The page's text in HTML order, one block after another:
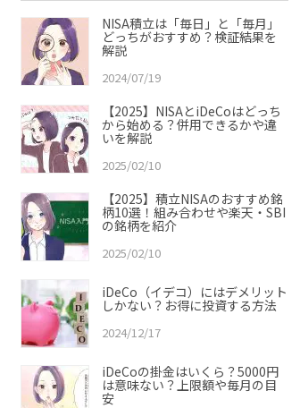
NISA積立は「毎日」と「毎月」
どっちがおすすめ？検証結果を
解説
2024/07/19
【2025】NISAとiDeCoはどっち
から始める？併用できるかや違
いを解説
2025/02/10
【2025】積立NISAのおすすめ銘
柄10選！組み合わせや楽天・SBI
の銘柄を紹介
2025/02/10
iDeCo（イデコ）にはデメリット
しかない？お得に投資する方法
2024/12/17
iDeCoの掛金はいくら？5000円
は意味ない？上限額や毎月の目
安